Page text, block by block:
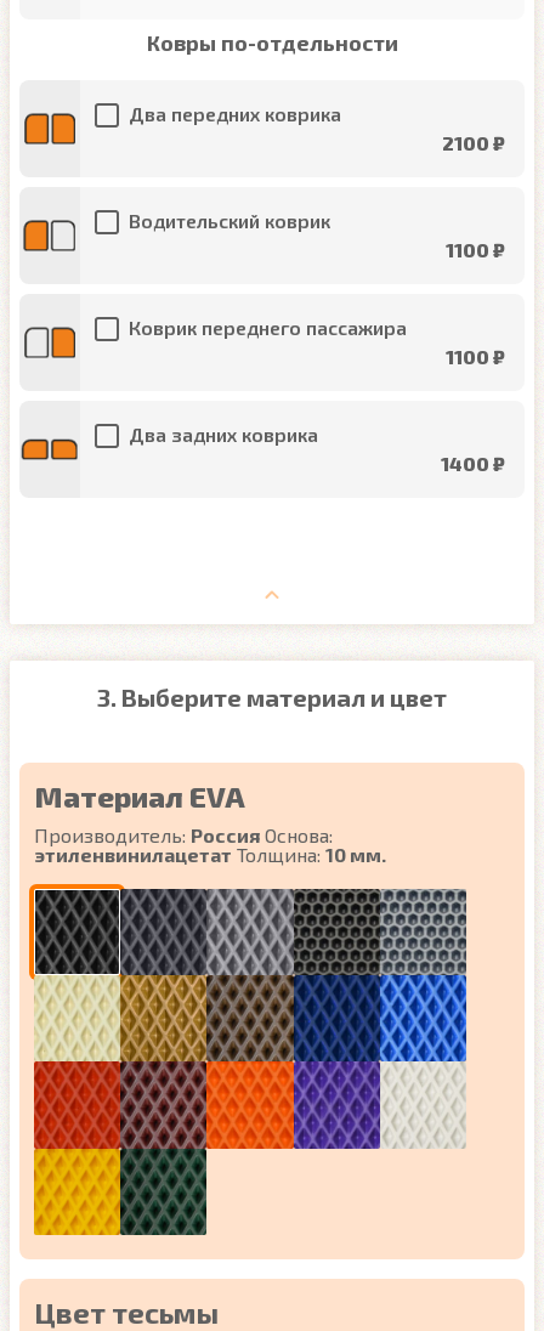
Ковры по-отдельности
Два передних коврика
2100 ₽
Водительский коврик
1100 ₽
Коврик переднего пассажира
1100 ₽
Два задних коврика
1400 ₽
3. Выберите материал и цвет
Материал EVA
Производитель: Россия Основа:
этиленвинилацетат Толщина: 10 мм.
Цвет тесьмы